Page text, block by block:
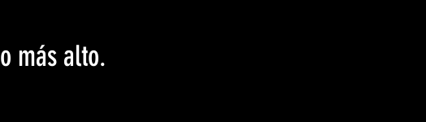
más alto.